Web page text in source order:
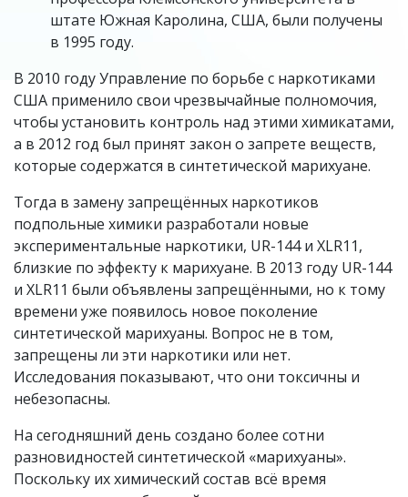
штате Южная Каролина, США, были получены
в 1995 году.
В 2010 году Управление по борьбе с наркотиками
США применило свои чрезвычайные полномочия,
чтобы установить контроль над этими химикатами,
а в 2012 год был принят закон о запрете веществ,
которые содержатся в синтетической марихуане.
Тогда в замену запрещённых наркотиков
подпольные химики разработали новые
экспериментальные наркотики, UR-144 и XLR11,
близкие по эффекту к марихуане. В 2013 году UR-144
и XLR11 были объявлены запрещёнными, но к тому
времени уже появилось новое поколение
синтетической марихуаны. Вопрос не в том,
запрещены ли эти наркотики или нет.
Исследования показывают, что они токсичны и
небезопасны.
На сегодняшний день создано более сотни
разновидностей синтетической «марихуаны».
Поскольку их химический состав всё время